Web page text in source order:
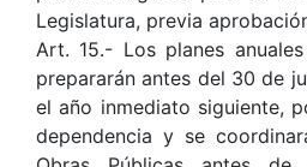
Legislatura, previa
Art. 15.- Los planes
prepararán antes del 30 de
el año inmediato siguiente,
dependencia y se